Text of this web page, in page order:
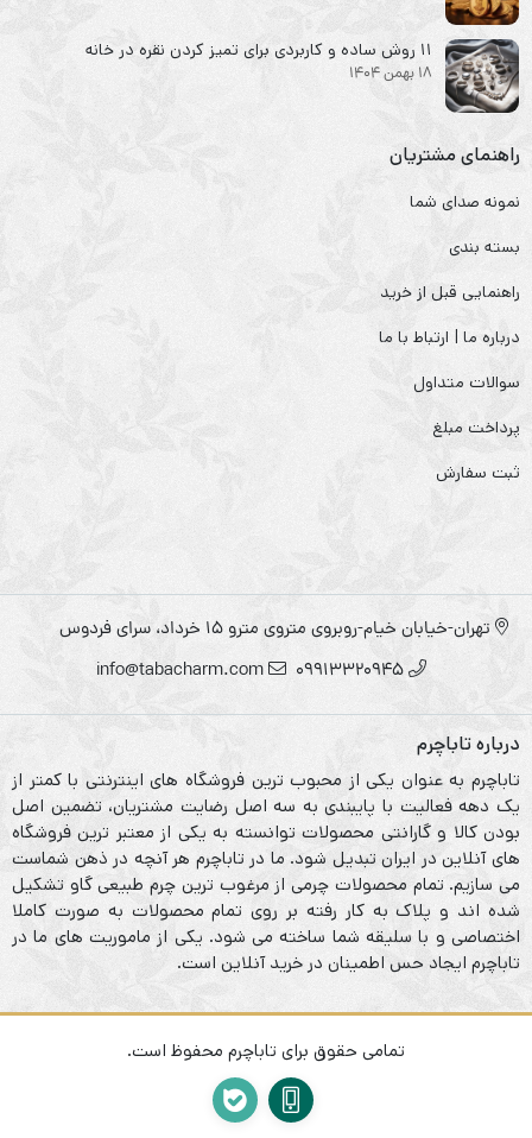
۱۱ روش ساده و کاربردی برای تمیز کردن نقره در خانه
18 بهمن 1404
راهنمای مشتریان
نمونه صدای شما
بسته بندی
راهنمایی قبل از خرید
درباره ما | ارتباط با ما
سوالات متداول
پرداخت مبلغ
ثبت سفارش
تهران-خیابان خیام-روبروی متروی مترو ۱۵ خرداد، سرای فردوس
09913320945
info@tabacharm.com
درباره تاباچرم
تاباچرم به عنوان یکی از محبوب ترین فروشگاه های اینترنتی با کمتر از
یک دهه فعالیت با پایبندی به سه اصل رضایت مشتریان، تضمین اصل
بودن کالا و گارانتی محصولات توانسته به یکی از معتبر ترین فروشگاه
های آنلاین در ایران تبدیل شود. ما در تاباچرم هر آنچه در ذهن شماست
می سازیم. تمام محصولات چرمی از مرغوب ترین چرم طبیعی گاو تشکیل
شده اند و پلاک به کار رفته بر روی تمام محصولات به صورت کاملا
اختصاصی و با سلیقه شما ساخته می شود. یکی از ماموریت های ما در
تاباچرم ایجاد حس اطمینان در خرید آنلاین است.
تمامی حقوق برای تاباچرم محفوظ است.